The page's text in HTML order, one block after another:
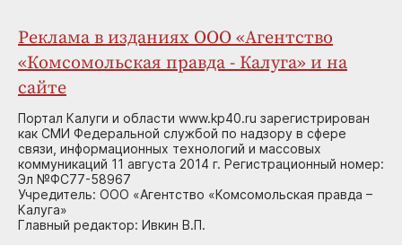
Реклама в изданиях ООО «Агентство
«Комсомольская правда - Калуга» и на
сайте
Портал Калуги и области www.kp40.ru зарегистрирован
как СМИ Федеральной службой по надзору в сфере
связи, информационных технологий и массовых
коммуникаций 11 августа 2014 г. Регистрационный номер:
Эл №ФС77-58967
Учредитель: ООО «Агентство «Комсомольская правда –
Калуга»
Главный редактор: Ивкин В.П.